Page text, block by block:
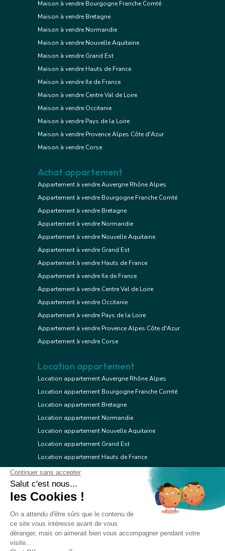
Maison à vendre Bourgogne Franche Comté
Maison à vendre Bretagne
Maison à vendre Normandie
Maison à vendre Nouvelle Aquitaine
Maison à vendre Grand Est
Maison à vendre Hauts de France
Maison à vendre Ile de France
Maison à vendre Centre Val de Loire
Maison à vendre Occitanie
Maison à vendre Pays de la Loire
Maison à vendre Provence Alpes Côte d'Azur
Maison à vendre Corse
Achat appartement
Appartement à vendre Auvergne Rhône Alpes
Appartement à vendre Bourgogne Franche Comté
Appartement à vendre Bretagne
Appartement à vendre Normandie
Appartement à vendre Nouvelle Aquitaine
Appartement à vendre Grand Est
Appartement à vendre Hauts de France
Appartement à vendre Ile de France
Appartement à vendre Centre Val de Loire
Appartement à vendre Occitanie
Appartement à vendre Pays de la Loire
Appartement à vendre Provence Alpes Côte d'Azur
Appartement à vendre Corse
Location appartement
Location appartement Auvergne Rhône Alpes
Location appartement Bourgogne Franche Comté
Location appartement Bretagne
Location appartement Normandie
Location appartement Nouvelle Aquitaine
Location appartement Grand Est
Location appartement Hauts de France
Location appartement Ile de France
Location appartement Centre Val de Loire
Location appartement Occitanie
Location appartement Provence Alpes Côte d'Azur
Location appartement Corse